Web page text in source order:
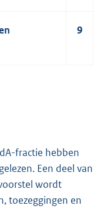
9
fractie hebben
Een deel van
wordt
toezeggingen en